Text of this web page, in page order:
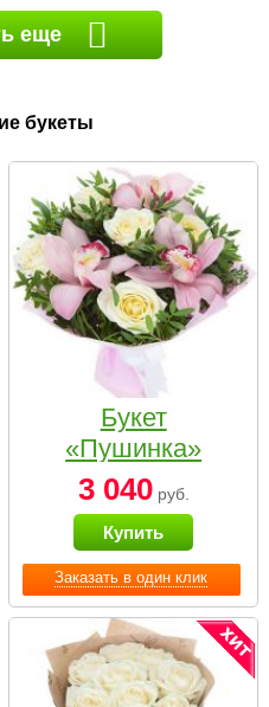
еще
букеты
Заказать в один клик
Букет
«Пушинка»
3 040руб.
Купить